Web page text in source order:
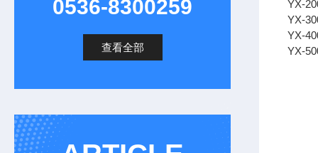
0536-8300259
查看全部
YX-
YX-
YX-
YX-